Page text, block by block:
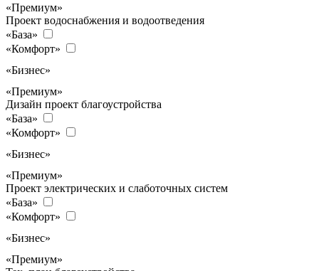
«Премиум»
Проект водоснабжения и водоотведения
«База»
«Комфорт»
«Бизнес»
«Премиум»
Дизайн проект благоустройства
«База»
«Комфорт»
«Бизнес»
«Премиум»
Проект электрических и слаботочных систем
«База»
«Комфорт»
«Бизнес»
«Премиум»